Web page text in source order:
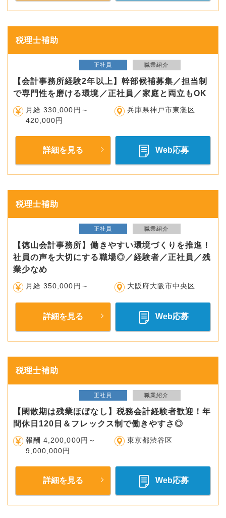
税理士補助
正社員 職業紹介
【会計事務所経験2年以上】幹部候補募集／担当制
で専門性を磨ける環境／正社員／家庭と両立もOK
月給 330,000円～
420,000円
兵庫県神戸市東灘区
詳細を見る Web応募
税理士補助
正社員 職業紹介
【徳山会計事務所】働きやすい環境づくりを推進！
社員の声を大切にする職場◎／経験者／正社員／残
業少なめ
月給 350,000円～ 大阪府大阪市中央区
詳細を見る Web応募
税理士補助
正社員 職業紹介
【閑散期は残業ほぼなし】税務会計経験者歓迎！年
間休日120日＆フレックス制で働きやすさ◎
報酬 4,200,000円～
9,000,000円
東京都渋谷区
詳細を見る Web応募